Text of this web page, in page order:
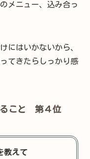
メニュー、込み合っ
にはいかないから、
てきたらしっかり感
ること 第４位
教えて